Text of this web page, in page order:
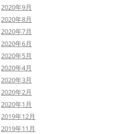
2020年9月
2020年8月
2020年7月
2020年6月
2020年5月
2020年4月
2020年3月
2020年2月
2020年1月
2019年12月
2019年11月